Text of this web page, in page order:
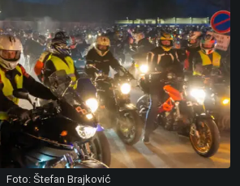
Foto: Štefan Brajković